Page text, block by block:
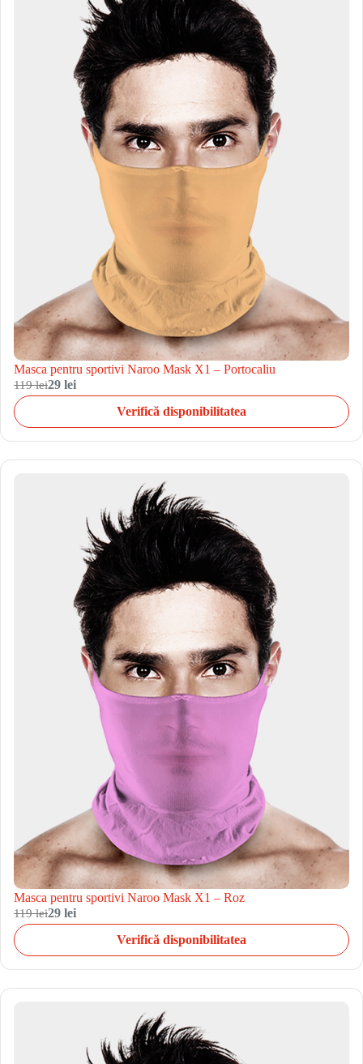
Masca pentru sportivi Naroo Mask X1 – Portocaliu
119 lei29 lei
Verifică disponibilitatea
Masca pentru sportivi Naroo Mask X1 – Roz
119 lei29 lei
Verifică disponibilitatea